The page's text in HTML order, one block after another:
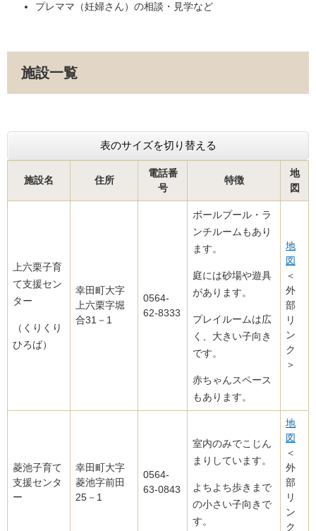
プレママ（妊婦さん）の相談・見学など
施設一覧
表のサイズを切り替える
施設名 住所
電話番
号
特徴
地
図
上六栗子育
て支援セン
ター
（くりくり
ひろば）
幸田町大字
上六栗字堀
合31－1
0564‐
62-8333
ボールプール・ラ
ンチルームもあり
ます。
庭には砂場や遊具
があります。
プレイルームは広
く、大きい子向き
です。
赤ちゃんスペース
もあります。
地
図
＜
外
部
リ
ン
ク
＞
菱池子育て
支援センタ
ー
幸田町大字
菱池字前田
25－1
0564‐
63-0843
室内のみでこじん
まりしています。
よちよち歩きまで
の小さい子向きで
す。
地
図
＜
外
部
リ
ン
ク